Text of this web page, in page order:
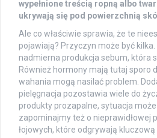
wypełnione treścią ropną albo
ukrywają się pod powierzchnią
Ale co właściwie sprawia, że te
pojawiają? Przyczyn może być
nadmierna produkcja sebum, która
Również hormony mają tutaj sporo
wahania mogą nasilać problem.
pielęgnacja pozostawia wiele do
produkty prozapalne, sytuacja
zapominajmy też o nieprawidłowej
łojowych, które odgrywają